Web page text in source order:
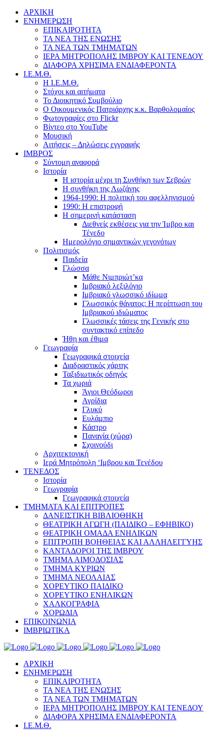
ΑΡΧΙΚΗ
ΕΝΗΜΕΡΩΣΗ
ΕΠΙΚΑΙΡΟΤΗΤΑ
ΤΑ ΝΕΑ ΤΗΣ ΕΝΩΣΗΣ
ΤΑ ΝΕΑ ΤΩΝ ΤΜΗΜΑΤΩΝ
ΙΕΡΑ ΜΗΤΡΟΠΟΛΗΣ ΙΜΒΡΟΥ ΚΑΙ ΤΕΝΕΔΟΥ
ΔΙΑΦΟΡΑ ΧΡΗΣΙΜΑ ΕΝΔΙΑΦΕΡΟΝΤΑ
Ι.Ε.Μ.Θ.
Η Ι.Ε.Μ.Θ.
Στόχοι και αιτήματα
Το Διοικητικό Συμβούλιο
Ο Οικουμενικός Πατριάρχης κ.κ. Βαρθολομαίος
Φωτογραφίες στο Flickr
Βίντεο στο YouTube
Μουσική
Αιτήσεις – Δηλώσεις εγγραφής
ΙΜΒΡΟΣ
Σύντομη αναφορά
Ιστορία
Η ιστορία μέχρι τη Συνθήκη των Σεβρών
Η συνθήκη της Λωζάνης
1964-1990: Η πολιτική του αφελληνισμού
1990: Η επιστροφή
Η σημερινή κατάσταση
Διεθνείς εκθέσεις για την Ίμβρο και
Τένεδο
Ημερολόγιο σημαντικών γεγονότων
Πολιτισμός
Παιδεία
Γλώσσα
Μάθε Νιμπριώτ’κα
Ιμβριακό λεξιλόγιο
Ιμβριακό γλωσσικό ιδίωμα
Γλωσσικός θάνατος: Η περίπτωση του
Ιμβριακού ιδιώματος
Γλωσσικές τάσεις της Γενικής στο
συντακτικό επίπεδο
Ήθη και έθιμα
Γεωγραφία
Γεωγραφικά στοιχεία
Διαδραστικός χάρτης
Ταξιδιωτικός οδηγός
Τα χωριά
Άγιοι Θεόδωροι
Αγρίδια
Γλυκύ
Ευλάμπιο
Κάστρο
Παναγία (χώρα)
Σχοινούδι
Αρχιτεκτονική
Ιερά Μητρόπολη ‘Ιμβρου και Τενέδου
ΤΕΝΕΔΟΣ
Ιστορία
Γεωγραφία
Γεωγραφικά στοιχεία
ΤΜΗΜΑΤΑ ΚΑΙ ΕΠΙΤΡΟΠΕΣ
ΔΑΝΕΙΣΤΙΚΗ ΒΙΒΛΙΟΘΗΚΗ
ΘΕΑΤΡΙΚΗ ΑΓΩΓΗ (ΠΑΙΔΙΚΟ – ΕΦΗΒΙΚΟ)
ΘΕΑΤΡΙΚΗ ΟΜΑΔΑ ΕΝΗΛΙΚΩΝ
ΕΠΙΤΡΟΠΗ ΒΟΗΘΕΙΑΣ ΚΑΙ ΑΛΛΗΛΕΓΓΥΗΣ
ΚΑΝΤΑΔΟΡΟΙ ΤΗΣ ΙΜΒΡΟΥ
ΤΜΗΜΑ ΑΙΜΟΔΟΣΙΑΣ
ΤΜΗΜΑ ΚΥΡΙΩΝ
ΤΜΗΜΑ ΝΕΟΛΑΙΑΣ
ΧΟΡΕΥΤΙΚΟ ΠΑΙΔΙΚΟ
ΧΟΡΕΥΤΙΚΟ ΕΝΗΛΙΚΩΝ
ΧΑΛΚΟΓΡΑΦΙΑ
ΧΟΡΩΔΙΑ
ΕΠΙΚΟΙΝΩΝΙΑ
ΙΜΒΡΙΩΤΙΚΑ
ΑΡΧΙΚΗ
ΕΝΗΜΕΡΩΣΗ
ΕΠΙΚΑΙΡΟΤΗΤΑ
ΤΑ ΝΕΑ ΤΗΣ ΕΝΩΣΗΣ
ΤΑ ΝΕΑ ΤΩΝ ΤΜΗΜΑΤΩΝ
ΙΕΡΑ ΜΗΤΡΟΠΟΛΗΣ ΙΜΒΡΟΥ ΚΑΙ ΤΕΝΕΔΟΥ
ΔΙΑΦΟΡΑ ΧΡΗΣΙΜΑ ΕΝΔΙΑΦΕΡΟΝΤΑ
Ι.Ε.Μ.Θ.